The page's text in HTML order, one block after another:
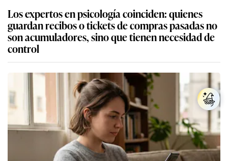
Los expertos en psicología coinciden: quienes
guardan recibos o tickets de compras pasadas no
son acumuladores, sino que tienen necesidad de
control